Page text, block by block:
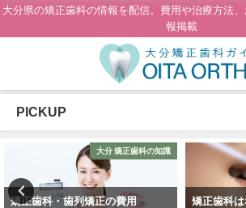
大分県の矯正歯科の情報を配信。費用や治療方法
報掲載
PICKUP
大分 矯正歯科の知識
矯正歯科・歯列矯正の費用 矯正歯科